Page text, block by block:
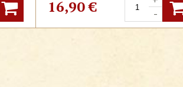
16,90€
-